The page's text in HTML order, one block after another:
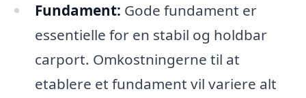
Fundament: Gode ​​fundament er
essentielle for en stabil og holdbar
carport. Omkostningerne til at
etablere et fundament vil variere alt